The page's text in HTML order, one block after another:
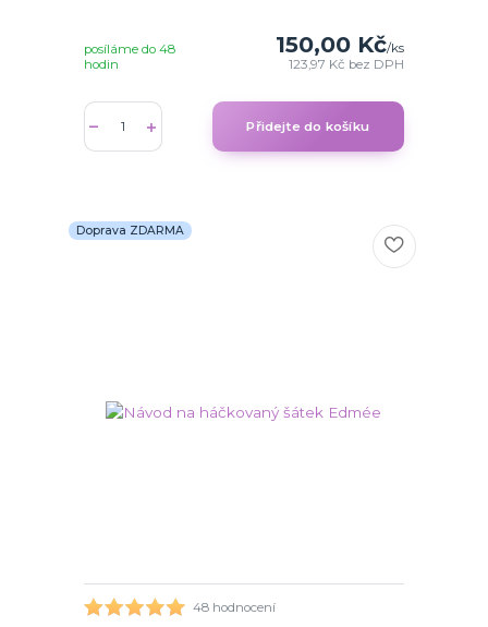
150,00 Kč/ks
123,97 Kč bez DPH
posíláme do 48
hodin
Přidejte do košíku
Doprava ZDARMA
48 hodnocení